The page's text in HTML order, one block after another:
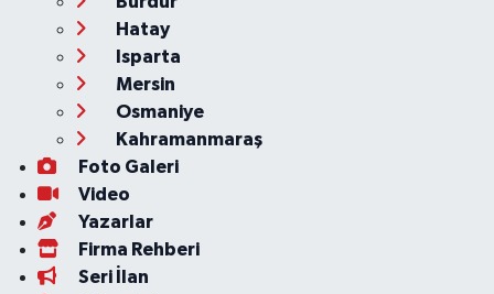
Hatay
Isparta
Mersin
Osmaniye
Kahramanmaraş
Foto Galeri
Video
Yazarlar
Firma Rehberi
Seri İlan